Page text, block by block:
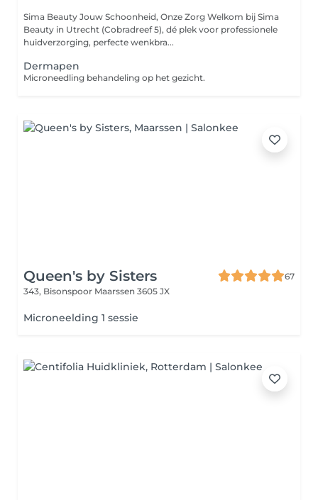
Sima Beauty Jouw Schoonheid, Onze Zorg Welkom bij Sima
Beauty in Utrecht (Cobradreef 5), dé plek voor professionele
huidverzorging, perfecte wenkbra...
Dermapen
Microneedling behandeling op het gezicht.
Queen's by Sisters
67
343, Bisonspoor Maarssen 3605 JX
Microneelding 1 sessie